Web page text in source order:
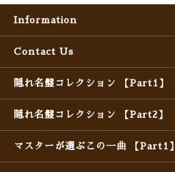
Information
Contact Us
隠れ名盤コレクション 【Part1】
隠れ名盤コレクション 【Part2】
マスターが選ぶこの一曲 【Part1】